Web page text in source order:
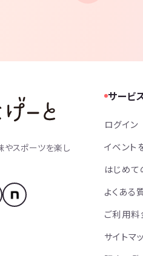
スポーツを楽し
サービ
ログイン
イベント
はじめて
よくある
ご利用料
サイトマ